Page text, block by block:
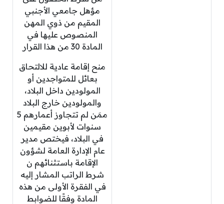
مؤهل جامعي الأجنبي
المقيم من ذوي المهن
المنصوص عليها في
المادة 30 من هذا القرار
منح إقامة عادية للالتحاق
بعائل للمتواجدين أو
المولودين داخل البلاد،
والمولودين خارج البلاد
ممَن لم تتجاوز أعمارهم 5
سنوات لأبوين مقيمين
في البلاد، فيختص مدير
عام الإدارة العامة لشؤون
الإقامة باستثنائهم ن
شرط الراتب المشار إليه
في الفقرة الأولى من هذه
المادة وفقًا للضوابط